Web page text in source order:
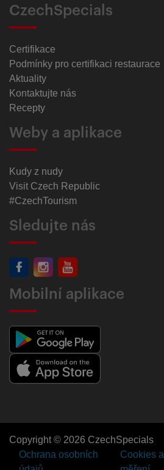
CzechSpecials
Certifikace
Podmínky pro certifikaci restaurace
Aktuality
Kontaktujte nás
Recepty
Weby a aplikace
Kudy z nudy
Visit Czech Republic
#CzechTourism
Sledujte nás
Mobilní aplikace
Copyright © 2026 CzechSpecials
Ochrana osobních
Cookies a